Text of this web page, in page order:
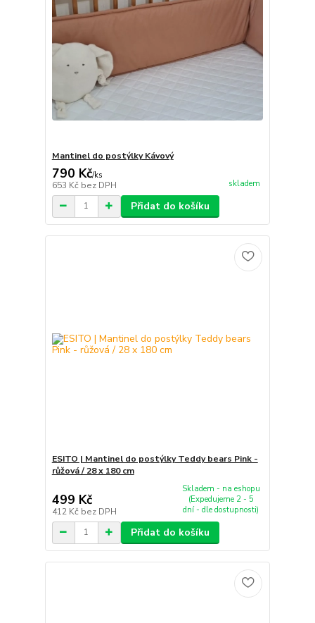
Mantinel do postýlky Kávový
790 Kč/ks
653 Kč bez DPH skladem
Přidat do košíku
ESITO | Mantinel do postýlky Teddy bears Pink -
růžová / 28 x 180 cm
499 Kč
412 Kč bez DPH
Skladem - na eshopu
(Expedujeme 2 - 5
dní - dle dostupnosti)
Přidat do košíku